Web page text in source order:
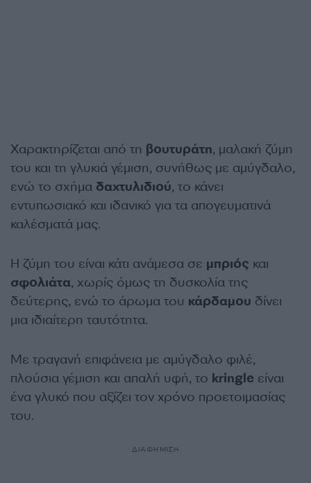
Χαρακτηρίζεται από τη βουτυράτη, μαλακή ζύμη
του και τη γλυκιά γέμιση, συνήθως με αμύγδαλο,
ενώ το σχήμα δαχτυλιδιού, το κάνει
εντυπωσιακό και ιδανικό για τα απογευματινά
καλέσματά μας.
Η ζύμη του είναι κάτι ανάμεσα σε μπριός και
σφολιάτα, χωρίς όμως τη δυσκολία της
δεύτερης, ενώ το άρωμα του κάρδαμου δίνει
μια ιδιαίτερη ταυτότητα.
Με τραγανή επιφάνεια με αμύγδαλο φιλέ,
πλούσια γέμιση και απαλή υφή, το kringle είναι
ένα γλυκό που αξίζει τον χρόνο προετοιμασίας
του.
ΔΙΑΦΗΜΙΣΗ